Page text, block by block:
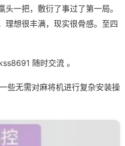
一把，敷衍了事过了第一局。
理想很丰满，现实很骨感。至四
随时交流 。
些无需对麻将机进行复杂安装操